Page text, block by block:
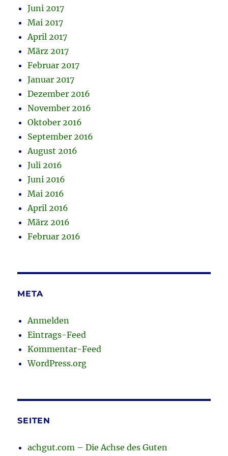
Juni 2017
Mai 2017
April 2017
März 2017
Februar 2017
Januar 2017
Dezember 2016
November 2016
Oktober 2016
September 2016
August 2016
Juli 2016
Juni 2016
Mai 2016
April 2016
März 2016
Februar 2016
META
Anmelden
Eintrags-Feed
Kommentar-Feed
WordPress.org
SEITEN
achgut.com – Die Achse des Guten